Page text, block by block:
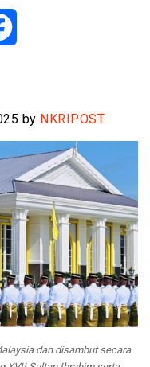
by NKRIPOST
dan disambut secara